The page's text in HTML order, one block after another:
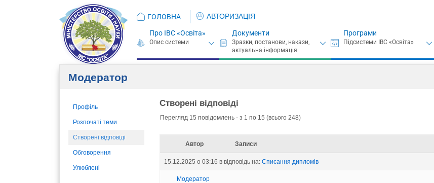
ГОЛОВНА АВТОРИЗАЦІЯ
Про ІВС «Освіта» Документи Програми
Модератор
Профіль
Розпочаті теми
Створені відповіді
Обговорення
Улюблені
Створені відповіді
Перегляд 15 повідомлень - з 1 по 15 (всього 248)
Автор Записи
15.12.2025 о 03:16 в відповідь на: Списання дипломів
Модератор